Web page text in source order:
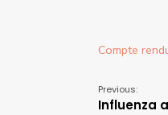
Compte
Previous:
Influenza